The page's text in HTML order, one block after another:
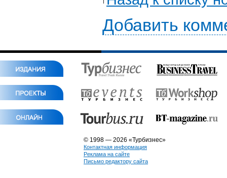
Добавить
© 1998 — 2026 «Турбизнес»
Контактная информация
Реклама на сайте
Письмо редактору сайта